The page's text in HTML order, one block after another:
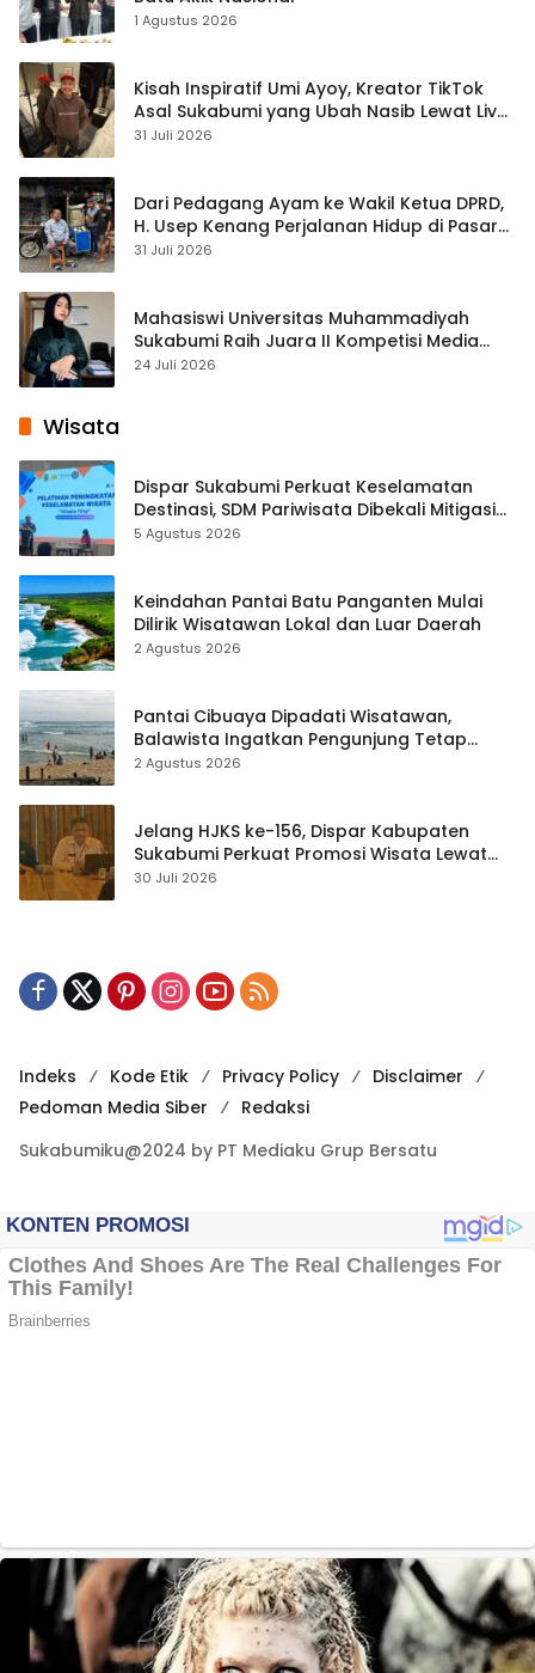
1 Agustus 2026
Kisah Inspiratif Umi Ayoy, Kreator TikTok
Asal Sukabumi yang Ubah Nasib Lewat Live
Streaming
31 Juli 2026
Dari Pedagang Ayam ke Wakil Ketua DPRD,
H. Usep Kenang Perjalanan Hidup di Pasar
Cisaat
31 Juli 2026
Mahasiswi Universitas Muhammadiyah
Sukabumi Raih Juara II Kompetisi Media
Pembelajaran Digital Tingkat Internasional
24 Juli 2026
Wisata
Dispar Sukabumi Perkuat Keselamatan
Destinasi, SDM Pariwisata Dibekali Mitigasi
hingga Teknik Evakuasi
5 Agustus 2026
Keindahan Pantai Batu Panganten Mulai
Dilirik Wisatawan Lokal dan Luar Daerah
2 Agustus 2026
Pantai Cibuaya Dipadati Wisatawan,
Balawista Ingatkan Pengunjung Tetap
Waspada
2 Agustus 2026
Jelang HJKS ke-156, Dispar Kabupaten
Sukabumi Perkuat Promosi Wisata Lewat
Publikasi Digital
30 Juli 2026
Indeks Kode Etik Privacy Policy
Disclaimer
Pedoman Media Siber
Redaksi
Sukabumiku@2024 by PT Mediaku Grup Bersatu